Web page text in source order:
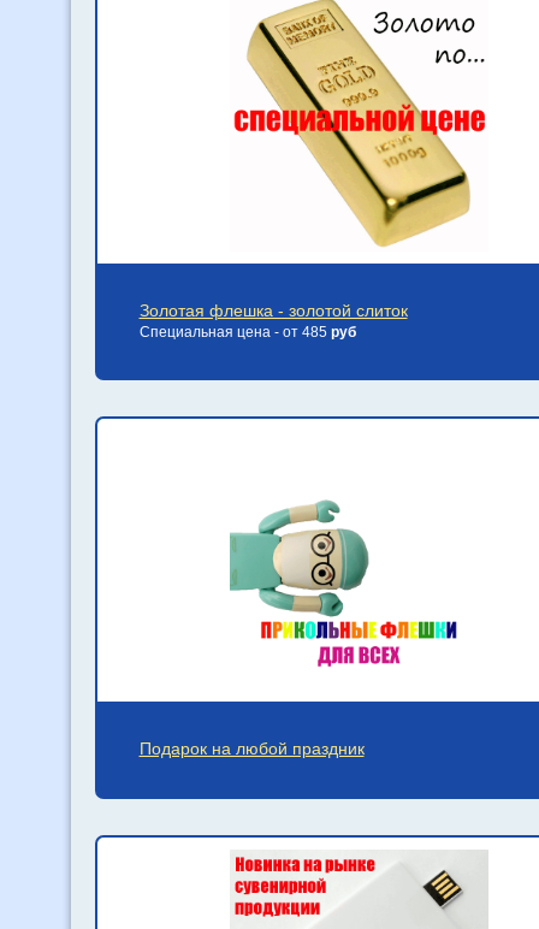
Золотая флешка - золотой слиток
Специальная цена - от 485 руб
Подарок на любой праздник